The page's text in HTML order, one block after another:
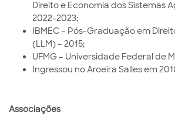
Direito e Economia dos Sistemas
2022-2023;
IBMEC – Pós-Graduação em
(LLM) – 2015;
UFMG – Universidade Federal de
Ingressou no Aroeira Salles em
Associações